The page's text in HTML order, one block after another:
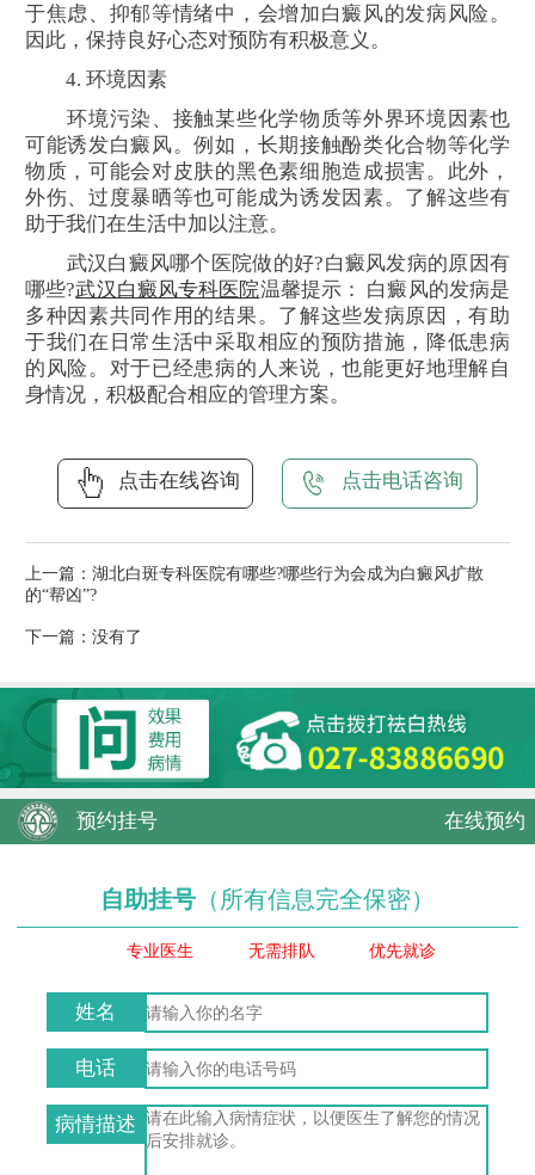
于焦虑、抑郁等情绪中，会增加白癜风的发病风险。
因此，保持良好心态对预防有积极意义。
4. 环境因素
环境污染、接触某些化学物质等外界环境因素也
可能诱发白癜风。例如，长期接触酚类化合物等化学
物质，可能会对皮肤的黑色素细胞造成损害。此外，
外伤、过度暴晒等也可能成为诱发因素。了解这些有
助于我们在生活中加以注意。
武汉白癜风哪个医院做的好?白癜风发病的原因有
哪些?武汉白癜风专科医院温馨提示： 白癜风的发病是
多种因素共同作用的结果。了解这些发病原因，有助
于我们在日常生活中采取相应的预防措施，降低患病
的风险。对于已经患病的人来说，也能更好地理解自
身情况，积极配合相应的管理方案。
点击在线咨询 点击电话咨询
上一篇： 湖北白斑专科医院有哪些?哪些行为会成为白癜风扩散
的“帮凶”?
下一篇：没有了
预约挂号 在线预约
自助挂号 （所有信息完全保密）
专业医生 无需排队 优先就诊
姓名
电话
病情描述